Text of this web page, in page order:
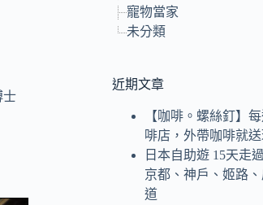
士
寵物當家
未分類
近期文章
【咖啡。螺絲釘】
啡店，外帶咖啡就送
日本自助遊 15天走
京都、神戶、姬路
道